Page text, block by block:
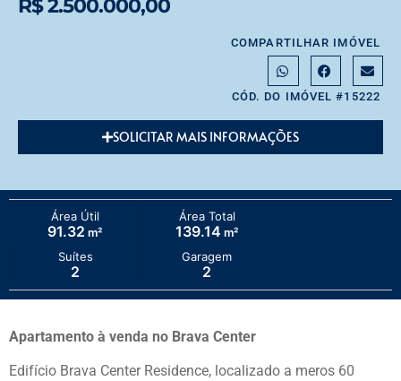
R$ 2.500.000,00
COMPARTILHAR IMÓVEL
CÓD. DO IMÓVEL #15222
SOLICITAR MAIS INFORMAÇÕES
Área Útil
91.32 m²
Área Total
139.14 m²
Suítes
2
Garagem
2
Apartamento à venda no Brava Center
Edifício Brava Center Residence, localizado a meros 60